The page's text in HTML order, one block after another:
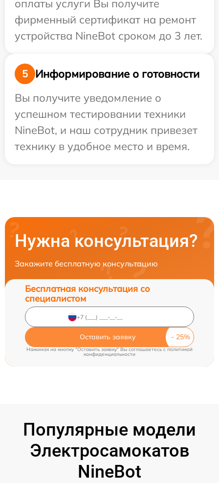
оплаты услуги Вы получите
фирменный сертификат на ремонт
устройства NineBot сроком до 3 лет.
5
Информирование о готовности
Вы получите уведомление о
успешном тестировании техники
NineBot, и наш сотрудник привезет
технику в удобное место и время.
Нужна консультация?
Закажите бесплатную консультацию
Бесплатная консультация со
специалистом
Оставить заявку
Нажимая на кнопку "Оставить заявку" Вы соглашаетесь c политикой
конфиденциальности
Популярные модели
Электросамокатов
NineBot